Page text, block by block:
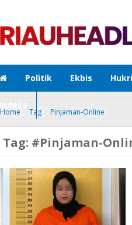
Politik Ekbis
Home Tag Pinjaman-Online
Tag: #Pinjaman-